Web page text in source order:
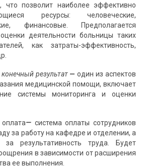
что позволит наиболее эффективно
ресурсы: человеческие,
финансовые. Предполагается
деятельности больницы таких
как затраты-эффективность,
результат—один из аспектов
медицинской помощи, включает
системы мониторинга и оценки
— система оплаты сотрудников
за работу на кафедре и отделении, а
за результативность труда. Будет
в зависимости от расширения
ее выполнения.